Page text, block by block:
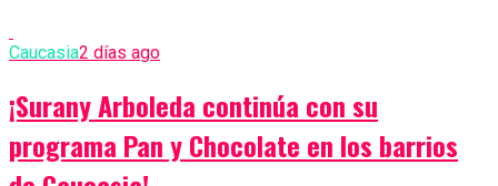
Caucasia2 días ago
¡Surany Arboleda continúa con su
programa Pan y Chocolate en los barrios